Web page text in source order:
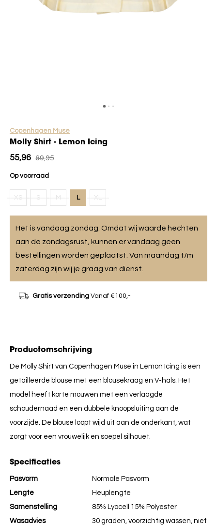
Copenhagen Muse
Molly Shirt - Lemon Icing
55,96 69,95
Op voorraad
XS S M L XL
Het is vandaag zondag. Omdat wij waarde hechten
aan de zondagsrust, kunnen er vandaag geen
bestellingen worden geplaatst. Van maandag t/m
zaterdag zijn wij je graag van dienst.
Gratis verzendingVanaf €100,-
Productomschrijving
De Molly Shirt van Copenhagen Muse in Lemon Icing is een
getailleerde blouse met een blousekraag en V-hals. Het
model heeft korte mouwen met een verlaagde
schoudernaad en een dubbele knoopsluiting aan de
voorzijde. De blouse loopt wijd uit aan de onderkant, wat
zorgt voor een vrouwelijk en soepel silhouet.
Specificaties
Pasvorm
Normale Pasvorm
Lengte
Heuplengte
Samenstelling
85% Lyocell 15% Polyester
Wasadvies
30 graden, voorzichtig wassen, niet